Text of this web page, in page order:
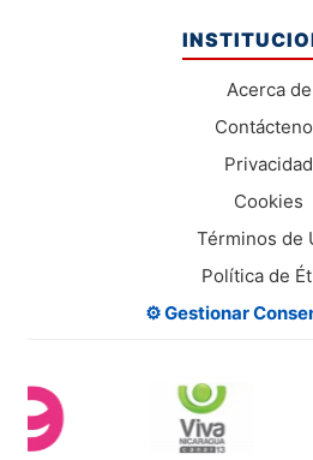
Acerca de
Privacidad
Cookies
Términos de
Política de
⚙️ Gestionar